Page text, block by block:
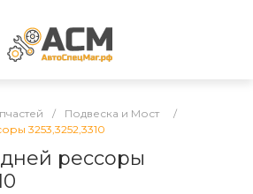
/ Подвеска и Мост
/
3253,3252,3310
рессоры